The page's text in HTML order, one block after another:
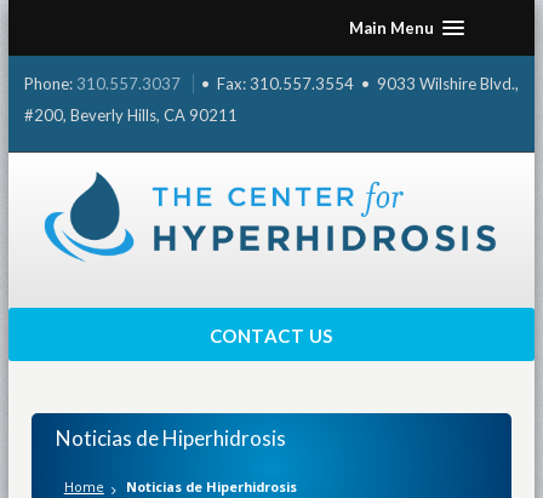
content
Main Menu
Phone: 310.557.3037
• Fax: 310.557.3554 • 9033 Wilshire Blvd.,
#200, Beverly Hills, CA 90211
CONTACT US
Noticias de Hiperhidrosis
Home Noticias de Hiperhidrosis